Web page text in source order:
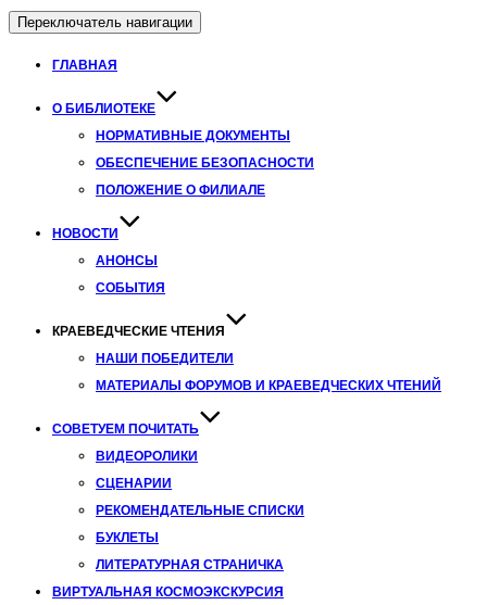
Переключатель навигации
ГЛАВНАЯ
О БИБЛИОТЕКЕ
НОРМАТИВНЫЕ ДОКУМЕНТЫ
ОБЕСПЕЧЕНИЕ БЕЗОПАСНОСТИ
ПОЛОЖЕНИЕ О ФИЛИАЛЕ
НОВОСТИ
АНОНСЫ
СОБЫТИЯ
КРАЕВЕДЧЕСКИЕ ЧТЕНИЯ
НАШИ ПОБЕДИТЕЛИ
МАТЕРИАЛЫ ФОРУМОВ И КРАЕВЕДЧЕСКИХ ЧТЕНИЙ
СОВЕТУЕМ ПОЧИТАТЬ
ВИДЕОРОЛИКИ
СЦЕНАРИИ
РЕКОМЕНДАТЕЛЬНЫЕ СПИСКИ
БУКЛЕТЫ
ЛИТЕРАТУРНАЯ СТРАНИЧКА
ВИРТУАЛЬНАЯ КОСМОЭКСКУРСИЯ